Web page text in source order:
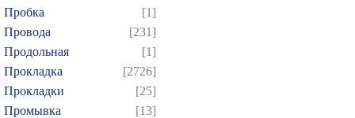
Пробка
[1]
Провода
[231]
Продольная
[1]
Прокладка
[2726]
Прокладки
[25]
Промывка
[13]